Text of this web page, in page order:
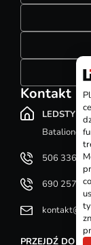
Kontakt
LEDSTYL.pl
Batalionów
506 336
690 257
PRZEJDŹ DO